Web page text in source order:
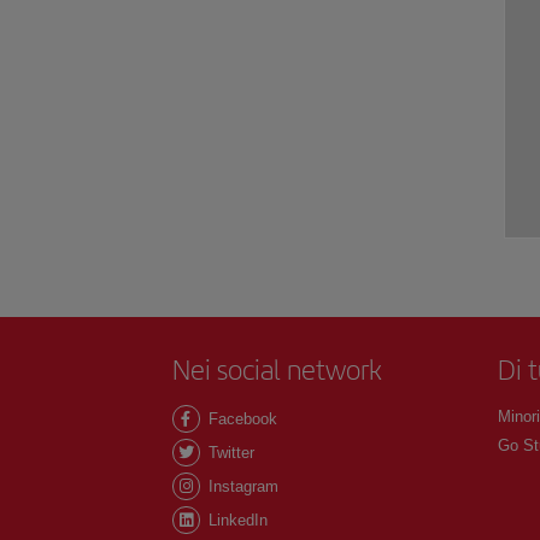
Nei social network
Facebook
Twitter
Instagram
LinkedIn
Di
Go